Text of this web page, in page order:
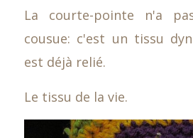
La courte-pointe n'a
cousue: c'est un tissu
est déjà relié.
Le tissu de la vie.